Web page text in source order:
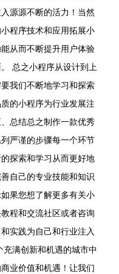
源源不断的活力！当然
程序技术和应用拓展小
从而不断提升用户体验
总之小程序从设计到上
我们不断地学习和探索
的小程序为行业发展注
总结总之制作一款优秀
严谨的步骤每一个环节
探索和学习从而更好地
自己的专业技能和知识
果您想了解更多有关小
程和交流社区或者咨询
实践为自己和行业注入
满创新和机遇的城市中
业价值和机遇！让我们